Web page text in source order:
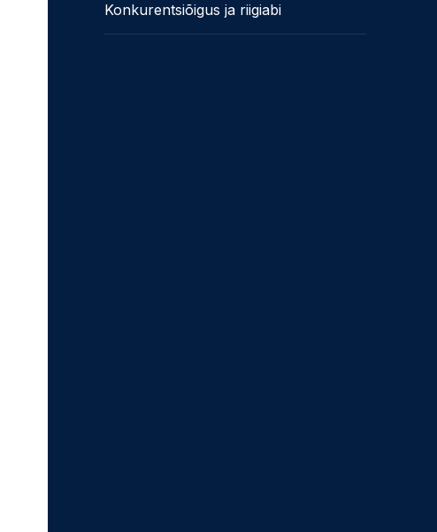
Konkurentsiõigus ja riigiabi